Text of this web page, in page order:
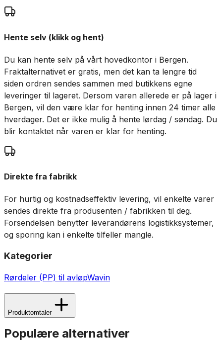
Hente selv (klikk og hent)
Du kan hente selv på vårt hovedkontor i Bergen.
Fraktalternativet er gratis, men det kan ta lengre tid
siden ordren sendes sammen med butikkens egne
leveringer til lageret. Dersom varen allerede er på lager i
Bergen, vil den være klar for henting innen 24 timer alle
hverdager. Det er ikke mulig å hente lørdag / søndag. Du
blir kontaktet når varen er klar for henting.
Direkte fra fabrikk
For hurtig og kostnadseffektiv levering, vil enkelte varer
sendes direkte fra produsenten / fabrikken til deg.
Forsendelsen benytter leverandørens logistikksystemer,
og sporing kan i enkelte tilfeller mangle.
Kategorier
Rørdeler (PP) til avløpWavin
Produktomtaler
Populære alternativer